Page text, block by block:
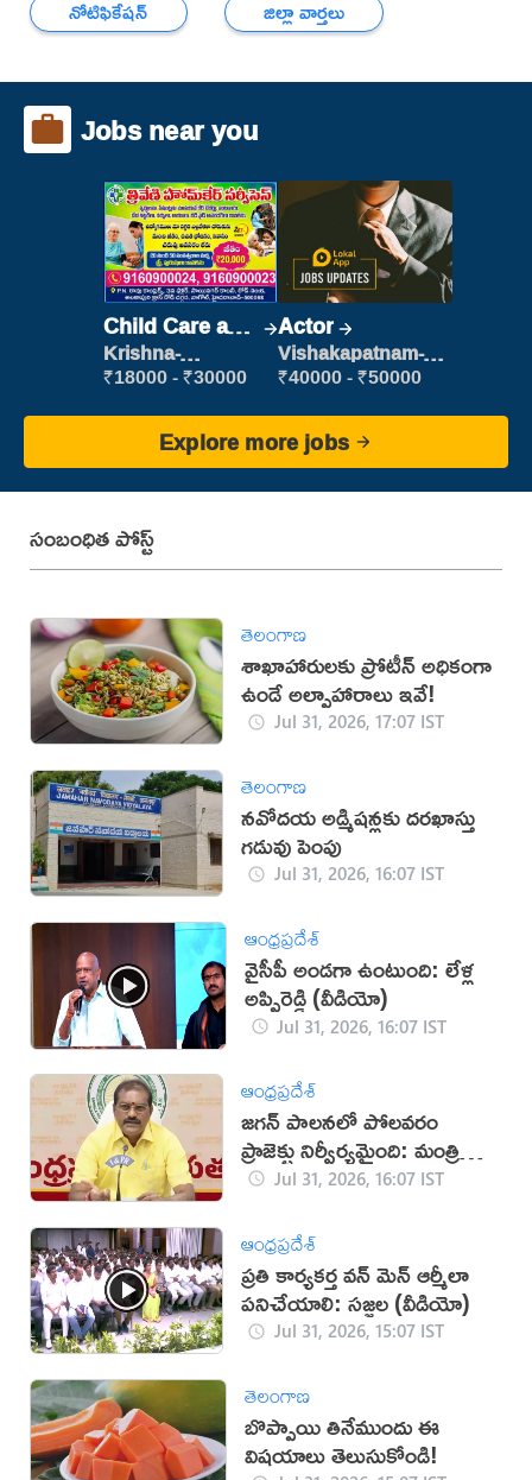
నోటిఫికేషన్ జిల్లా వార్తలు
Jobs near you
Child Care and
Patient care
Krishna-
vijayawada
₹18000 - ₹30000
Actor
Vishakapatnam-
new
₹40000 - ₹50000
Explore more jobs
సంబంధిత పోస్ట్
తెలంగాణ
శాఖాహారులకు ప్రోటీన్ అధికంగా
ఉండే అల్పాహారాలు ఇవే!
Jul 31, 2026, 17:07 IST
తెలంగాణ
నవోదయ అడ్మిషన్లకు దరఖాస్తు
గడువు పెంపు
Jul 31, 2026, 16:07 IST
ఆంధ్రప్రదేశ్
వైసీపీ అండగా ఉంటుంది: లేళ్ల
అప్పిరెడ్డి (వీడియో)
Jul 31, 2026, 16:07 IST
ఆంధ్రప్రదేశ్
జగన్‌ పాలనలో పోలవరం
ప్రాజెక్టు నిర్వీర్యమైంది: మంత్రి
నిమ్మలJul 31, 2026, 16:07 IST
ఆంధ్రప్రదేశ్
ప్రతి కార్యకర్త వన్ మెన్ ఆర్మీలా
పనిచేయాలి: సజ్జల (వీడియో)
Jul 31, 2026, 15:07 IST
తెలంగాణ
బొప్పాయి తినేముందు ఈ
విషయాలు తెలుసుకోండి!